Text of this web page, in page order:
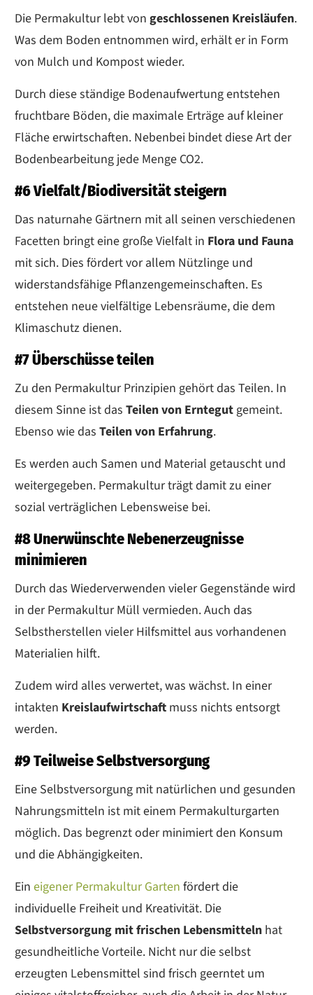
Die Permakultur lebt von geschlossenen Kreisläufen.
Was dem Boden entnommen wird, erhält er in Form
von Mulch und Kompost wieder.
Durch diese ständige Bodenaufwertung entstehen
fruchtbare Böden, die maximale Erträge auf kleiner
Fläche erwirtschaften. Nebenbei bindet diese Art der
Bodenbearbeitung jede Menge CO2.
#6 Vielfalt/Biodiversität steigern
Das naturnahe Gärtnern mit all seinen verschiedenen
Facetten bringt eine große Vielfalt in Flora und Fauna
mit sich. Dies fördert vor allem Nützlinge und
widerstandsfähige Pflanzengemeinschaften. Es
entstehen neue vielfältige Lebensräume, die dem
Klimaschutz dienen.
#7 Überschüsse teilen
Zu den Permakultur Prinzipien gehört das Teilen. In
diesem Sinne ist das Teilen von Erntegut gemeint.
Ebenso wie das Teilen von Erfahrung.
Es werden auch Samen und Material getauscht und
weitergegeben. Permakultur trägt damit zu einer
sozial verträglichen Lebensweise bei.
#8 Unerwünschte Nebenerzeugnisse
minimieren
Durch das Wiederverwenden vieler Gegenstände wird
in der Permakultur Müll vermieden. Auch das
Selbstherstellen vieler Hilfsmittel aus vorhandenen
Materialien hilft.
Zudem wird alles verwertet, was wächst. In einer
intakten Kreislaufwirtschaft muss nichts entsorgt
werden.
#9 Teilweise Selbstversorgung
Eine Selbstversorgung mit natürlichen und gesunden
Nahrungsmitteln ist mit einem Permakulturgarten
möglich. Das begrenzt oder minimiert den Konsum
und die Abhängigkeiten.
Ein eigener Permakultur Garten fördert die
individuelle Freiheit und Kreativität. Die
Selbstversorgung mit frischen Lebensmitteln hat
gesundheitliche Vorteile. Nicht nur die selbst
erzeugten Lebensmittel sind frisch geerntet um